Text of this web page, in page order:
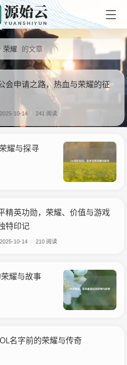
荣耀 的文章
会申请之路，热血与荣耀的征
2025-10-14 / 241 阅读
耀与探寻
精英功勋，荣耀、价值与游戏
特印记
2025-10-14 210 阅读
耀与故事
名字前的荣耀与传奇